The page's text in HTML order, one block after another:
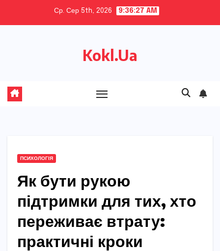
Ср. Сер 5th, 2026 9:36:28 AM
Kokl.Ua
ПСИХОЛОГІЯ
Як бути рукою
підтримки для тих, хто
переживає втрату:
практичні кроки